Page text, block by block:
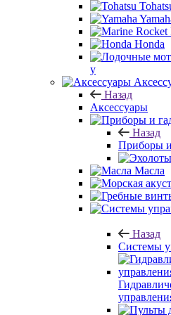
Honda
у
Назад
Аксессуары
Назад
Приборы
Масла
Назад
Системы